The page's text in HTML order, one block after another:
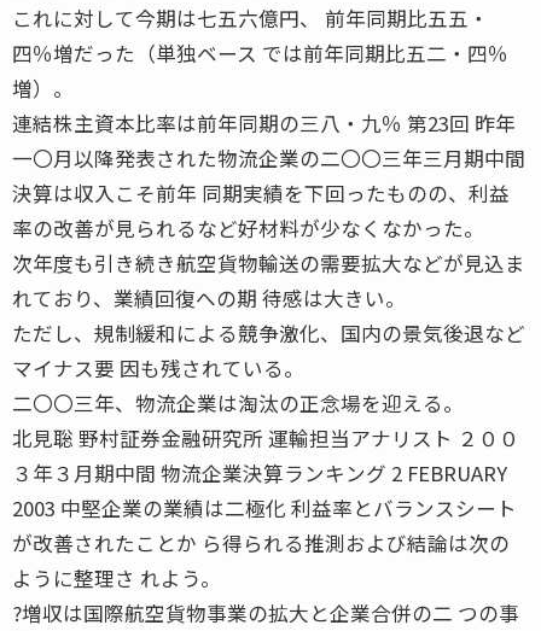
これに対して今期は七五六億円、 前年同期比五五・
四％増だった（単独ベース では前年同期比五二・四％
増）。
連結株主資本比率は前年同期の三八・九％ 第23回 昨年
一〇月以降発表された物流企業の二〇〇三年三月期中間
決算は収入こそ前年 同期実績を下回ったものの、利益
率の改善が見られるなど好材料が少なくなかった。
次年度も引き続き航空貨物輸送の需要拡大などが見込ま
れており、業績回復への期 待感は大きい。
ただし、規制緩和による競争激化、国内の景気後退など
マイナス要 因も残されている。
二〇〇三年、物流企業は淘汰の正念場を迎える。
北見聡 野村証券金融研究所 運輸担当アナリスト ２００
３年３月期中間 物流企業決算ランキング 2 FEBRUARY
2003 中堅企業の業績は二極化 利益率とバランスシート
が改善されたことか ら得られる推測および結論は次の
ように整理さ れよう。
?増収は国際航空貨物事業の拡大と企業合併の二 つの事